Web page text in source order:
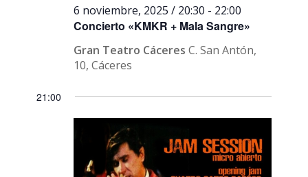
Concierto «KMKR + Mala Sangre»
6 noviembre, 2025 / 20:30 - 22:00
Gran Teatro CáceresC. San Antón,
10, Cáceres
21:00